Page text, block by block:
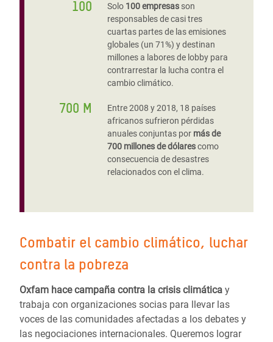
100 Solo 100 empresasson
responsables de casi tres
cuartas partes de las emisiones
globales (un 71%) y destinan
millones a labores de lobby para
contrarrestar la lucha contra el
cambio climático.
700 M
Entre 2008 y 2018, 18 países
africanos sufrieron pérdidas
anuales conjuntas por más de
700 millones de dólarescomo
consecuencia de desastres
relacionados con el clima.
Combatir el cambio climático, luchar
contra la pobreza
Oxfam hace campaña contra la crisis climática y
trabaja con organizaciones socias para llevar las
voces de las comunidades afectadas a los debates y
las negociaciones internacionales. Queremos lograr